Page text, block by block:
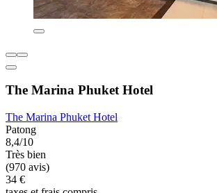
The Marina Phuket Hotel
The Marina Phuket Hotel
Patong
8,4/10
Très bien
(970 avis)
34 €